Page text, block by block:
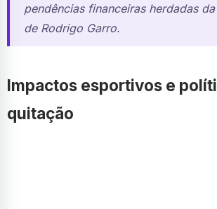
pendências financeiras herdadas
de Rodrigo Garro.
Impactos esportivos e
quitação